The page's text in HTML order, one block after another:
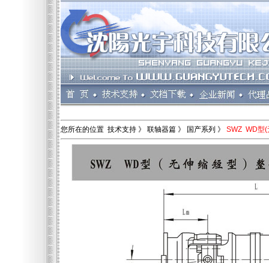
您所在的位置 技术支持 》 联轴器篇 》 国产系列 》 SWZ WD型(